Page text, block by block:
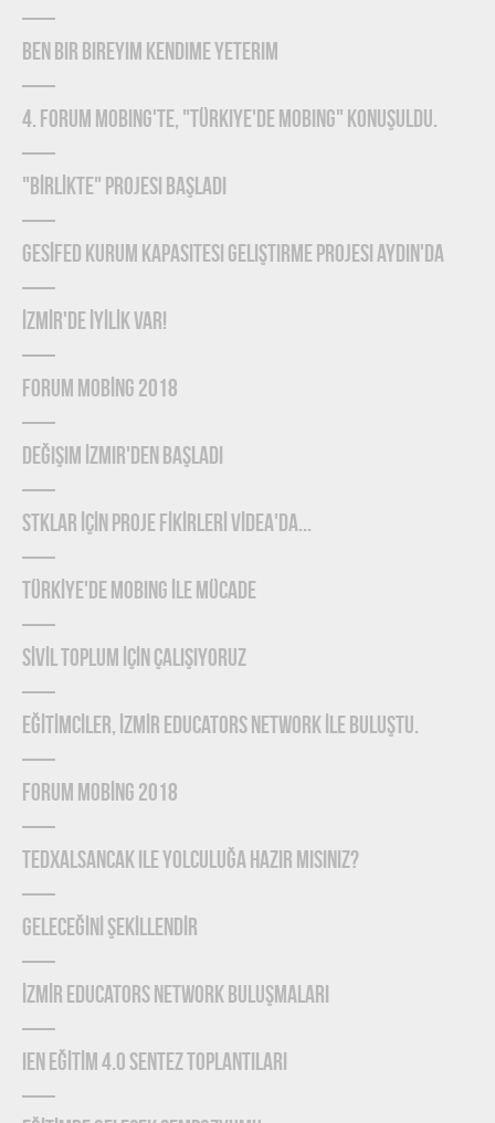
Ben Bir Bireyim Kendime Yeterim
4. Forum Mobing'te, "Türkiye'de Mobing" konuşuldu.
"BİRLİKTE" Projesi Başladı
GESİFED Kurum Kapasitesi Geliştirme Projesi Aydın'da
İZMİR'de İYİLİK Var!
FORUM MOBİNG 2018
Değişim İzmir'den Başladı
STKLAR İÇİN PROJE FİKİRLERİ VİDEA'DA...
TÜRKİYE'DE MOBING İLE MÜCADE
SİVİL TOPLUM İÇİN ÇALIŞIYORUZ
EĞİTİMCİLER, İZMİR EDUCATORS NETWORK İLE BULUŞTU.
FORUM MOBİNG 2018
TEDxAlsancak ile Yolculuğa Hazır mısınız?
GELECEĞİNİ ŞEKİLLENDİR
İZMİR EDUCATORS NETWORK BULUŞMALARI
IEN EĞİTİM 4.0 SENTEZ TOPLANTILARI